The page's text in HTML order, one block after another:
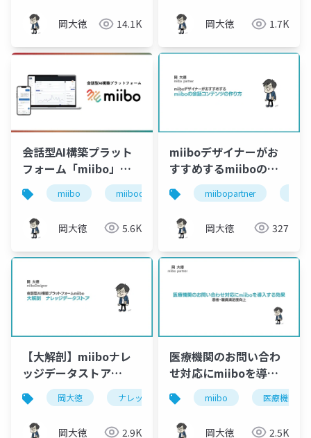
岡大徳 14.1K 岡大徳 1.7K
会話型AI構築プラット
フォーム「miibo」サ
ービス説明資料
miibo miibodesigner 会話型ai
岡大徳 5.6K
miiboデザイナーがお
すすめするmiiboの会
話コンテンツの作り方
miibopartner
岡大徳 327
【大解剖】miiboナレ
ッジデータストア
[miiboDesigner岡大
徳]
岡大徳 ナレッジデータストア miibo
岡大徳 2.9K
医療機関のお問い合わ
せ対応にmiiboを導入
する効果-患者･職員満
足度向上
miibo 医療機関
岡大徳 2.5K